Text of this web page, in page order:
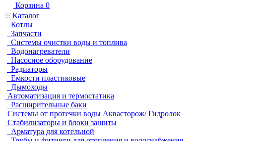
Корзина 0
Каталог
Котлы
Запчасти
Системы очистки воды и топлива
Водонагреватели
Насосное оборудование
Радиаторы
Емкости пластиковые
Дымоходы
Автоматизация и термостатика
Расширительные баки
Системы от протечки воды Аквасторож/ Гидролок
Стабилизаторы и блоки защиты
Арматура для котельной